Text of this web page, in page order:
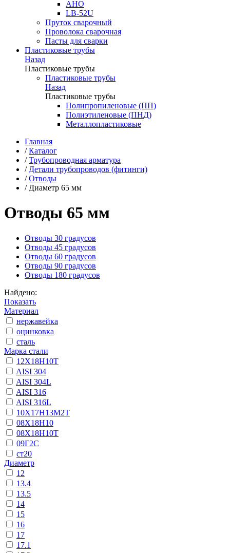
АНО
LB-52U
Пруток сварочный
Проволока сварочная
Пасты для сварки
Пластиковые трубы
Назад
Пластиковые трубы
Пластиковые трубы
Назад
Пластиковые трубы
Полипропиленовые (ПП)
Полиэтиленовые (ПНД)
Металлопластиковые
Главная
/ Каталог
/ Трубопроводная арматура
/ Детали трубопроводов (фитинги)
/ Отводы
/ Диаметр 65 мм
Отводы 65 мм
Отводы 30 градусов
Отводы 45 градусов
Отводы 60 градусов
Отводы 90 градусов
Отводы 180 градусов
Найдено:
Показать
Материал
нержавейка
оцинковка
сталь
Марка стали
12Х18Н10Т
AISI 304
AISI 304L
AISI 316
AISI 316L
10Х17Н13М2Т
08Х18Н10
08Х18Н10Т
09Г2С
ст20
Диаметр
12
13.4
13.5
14
15
16
17
17.1